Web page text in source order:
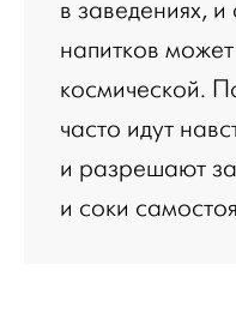
в заведениях,
напитков может
космической.
часто идут
и разрешают
и соки